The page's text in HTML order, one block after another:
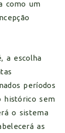
como um
a escolha
períodos
histórico sem
o sistema
as